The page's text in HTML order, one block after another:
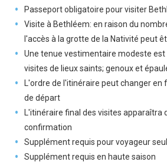
Passeport obligatoire pour visiter
Visite à Bethléem: en raison du
l'accès à la grotte de la Nativité peut
Une tenue vestimentaire modeste est
visites de lieux saints; genoux et
L'ordre de l'itinéraire peut changer
de départ
L'itinéraire final des visites apparaîtra
confirmation
Supplément requis pour voyageur seul
Supplément requis en haute saison